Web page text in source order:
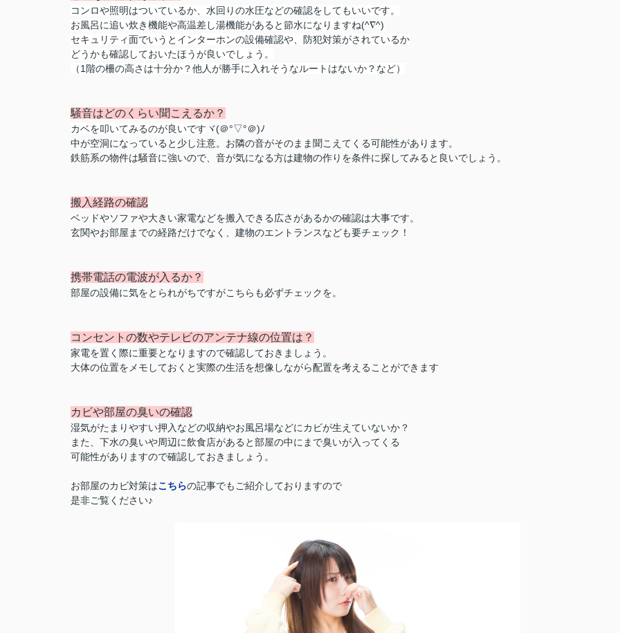
コンロや照明はついているか、水回りの水圧などの確認をしてもいいです。
お風呂に追い炊き機能や高温差し湯機能があると節水になりますね(^∇^)
セキュリティ面でいうとインターホンの設備確認や、防犯対策がされているか
どうかも確認しておいたほうが良いでしょう。
（1階の柵の高さは十分か？他人が勝手に入れそうなルートはないか？など）
騒音はどのくらい聞こえるか？
カベを叩いてみるのが良いです ヾ(＠°▽°＠)ﾉ
中が空洞になっていると少し注意。お隣の音がそのまま聞こえてくる可能性があります。
鉄筋系の物件は騒音に強いので、音が気になる方は建物の作りを条件に探してみると良いでしょう。
搬入経路の確認
ベッドやソファや大きい家電などを搬入できる広さがあるかの確認は大事です。
玄関やお部屋までの経路だけでなく、建物のエントランスなども要チェック！
携帯電話の電波が入るか？
部屋の設備に気をとられがちですがこちらも必ずチェックを。
コンセントの数やテレビのアンテナ線の位置は？
家電を置く際に重要となりますので確認しておきましょう。
大体の位置をメモしておくと実際の生活を想像しながら配置を考えることができます
カビや部屋の臭いの確認
湿気がたまりやすい押入などの収納やお風呂場などにカビが生えていないか？
また、下水の臭いや周辺に飲食店があると部屋の中にまで臭いが入ってくる
可能性がありますので確認しておきましょう。
お部屋のカビ対策はこちらの記事でもご紹介しておりますので
是非ご覧ください♪